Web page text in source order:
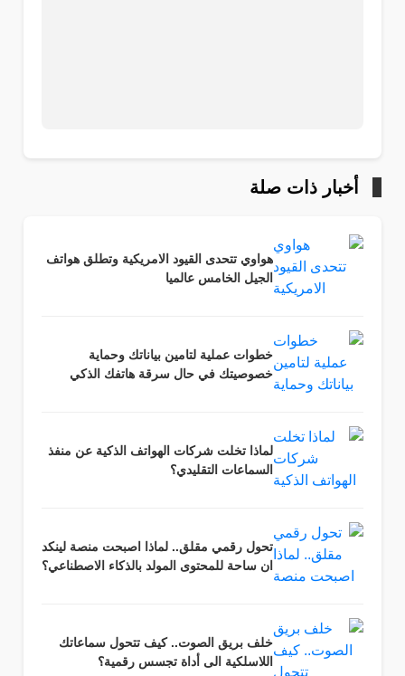
أخبار ذات صلة
هواوي تتحدى القيود الامريكية وتطلق هواتف
الجيل الخامس عالميا
خطوات عملية لتامين بياناتك وحماية
خصوصيتك في حال سرقة هاتفك الذكي
لماذا تخلت شركات الهواتف الذكية عن منفذ
السماعات التقليدي؟
تحول رقمي مقلق.. لماذا اصبحت منصة لينكد
ان ساحة للمحتوى المولد بالذكاء الاصطناعي؟
خلف بريق الصوت.. كيف تتحول سماعاتك
اللاسلكية الى أداة تجسس رقمية؟